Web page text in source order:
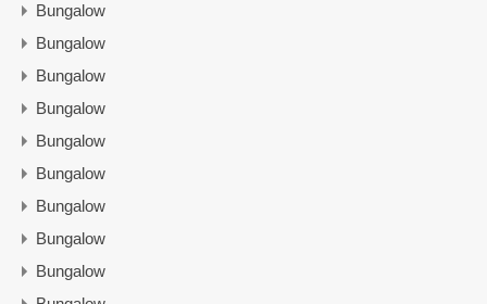
Bungalow
Bungalow
Bungalow
Bungalow
Bungalow
Bungalow
Bungalow
Bungalow
Bungalow